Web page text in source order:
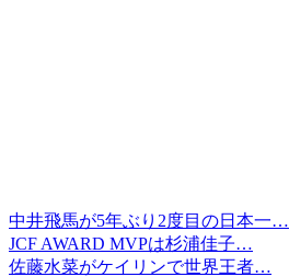
中井飛馬が5年ぶり2度目の日本一…
JCF AWARD MVPは杉浦佳子…
佐藤水菜がケイリンで世界王者…